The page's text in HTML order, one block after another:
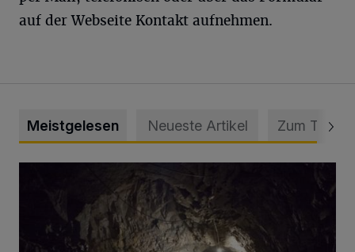
auf der Webseite Kontakt aufnehmen.
Meistgelesen Neueste Artikel Zum Thema